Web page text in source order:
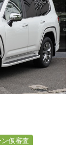
ン仮審査